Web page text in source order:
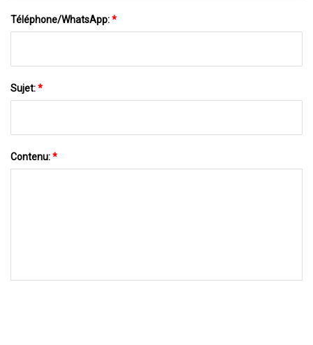
Téléphone/WhatsApp:*
Sujet:*
Contenu:*